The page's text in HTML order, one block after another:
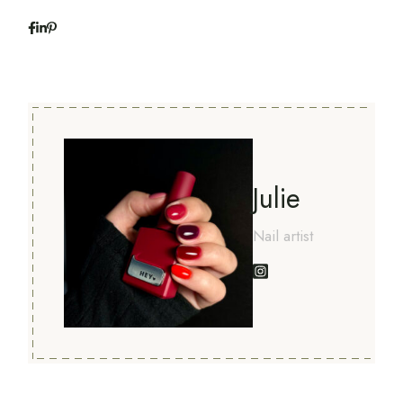
Julie
Nail artist